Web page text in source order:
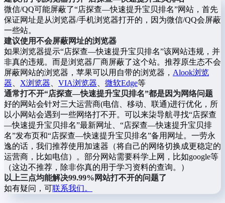
微信/QQ可能屏蔽了“店探查—快速提升宝贝排名”网站，首先
保证网址是从浏览器/手机浏览器打开的，因为微信/QQ会屏蔽
一些站。
建议使用不会屏蔽网址的浏览器
如果浏览器提示“店探查—快速提升宝贝排名”该网站违规，并
非真的违规。而是浏览器厂商屏蔽了这个站。推荐原生态不会
屏蔽网站的浏览器，苹果可以用自带的浏览器， Alook浏览
器
X浏览器 VIA浏览器 微软Edge等
通常打不开“店探查—快速提升宝贝排名”都是因为网络问题
好的网站会针对三大运营商(电信、移动、联通)进行优化，所
以小网站会遇到一些网络打不开。可以来柒导航寻找“店探查
—快速提升宝贝排名”最新网址、“店探查—快速提升宝贝排
名”发布页和“店探查—快速提升宝贝排名”备用网址。一劳永
逸的话，我们推荐使用加速器（将自己的网络切换成更稳定的
运营商，比如电信）。部分网站需要科学上网，比如google等
（这边不推荐，除非你真的用于学习资料的查询。）
以上三点均能解决99.99%网站打不开的问题了
如有疑问，可联系我们。